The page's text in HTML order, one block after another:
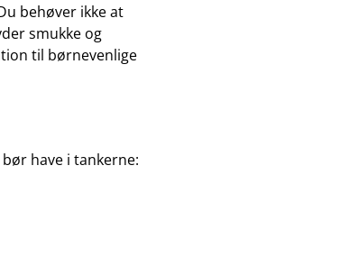
behøver ikke at
smukke og
til børnevenlige
have i tankerne: